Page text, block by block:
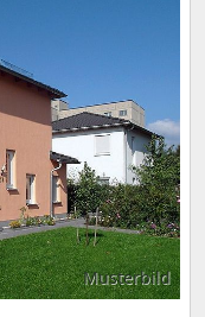
Musterbild